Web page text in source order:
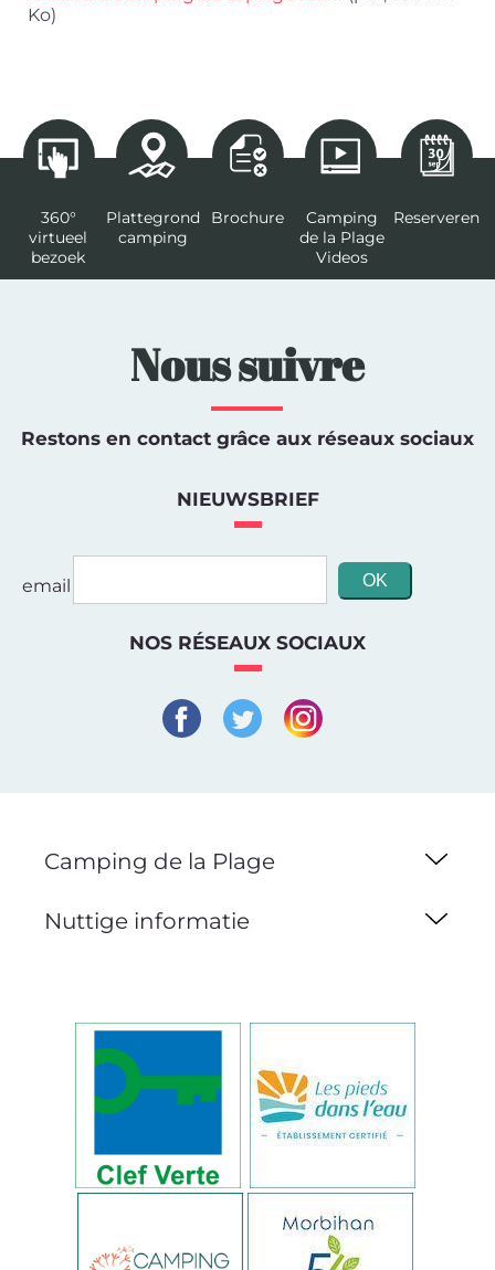
Ko)
360°
virtueel
bezoek
Plattegrond
camping
Brochure
Camping
de la Plage
Videos
Reserveren
Nous suivre
Restons en contact grâce aux réseaux sociaux
NIEUWSBRIEF
email
NOS RÉSEAUX SOCIAUX
Camping de la Plage
Nuttige informatie